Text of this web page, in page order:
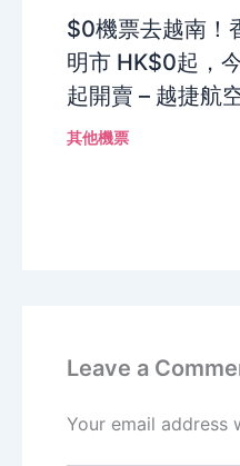
$0機票去越南！
明市 HK$0起，
起開賣 – 越捷航
其他機票
Leave a
Your email address